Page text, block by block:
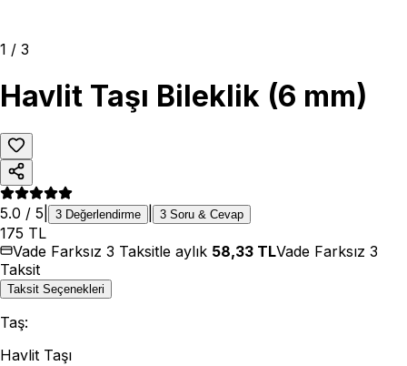
1 / 3
Havlit Taşı Bileklik (6 mm)
5.0 / 5 3 Değerlendirme 3 Soru & Cevap
175 TL
Vade Farksız 3 Taksitle aylık 58,33 TLVade Farksız 3
Taksit
Taksit Seçenekleri
Taş:
Havlit Taşı